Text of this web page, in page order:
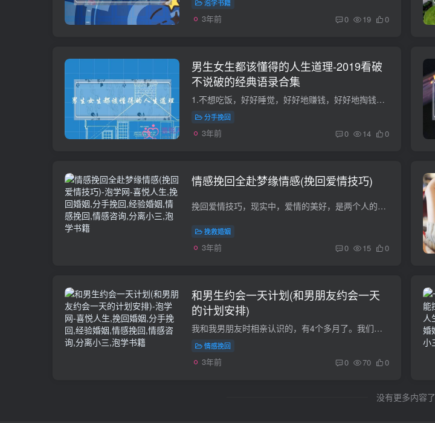
泡学书籍
3年前 0 19 0
男生女生都该懂得的人生道理-2019看破
不说破的经典语录合集
1.不想吃饭，好好睡觉，好好地赚钱，好好地掏钱。不以不值的人发火，不以不值的事失眠症。2.期待有些人在乎你的低头不语，提心吊胆守候你的幼稚。3.全部关联变浅的缘故，一个不用说，一个不谈，...
分手挽回
3年前 0 14 0
情感挽回全赴梦缘情感(挽回爱情技巧)
挽回爱情技巧，现实中，爱情的美好，是两个人的奇妙，是打开了通往另一半的神奇的大门。在爱情里，两个人是敞开的，是透明的，像水晶，同时，里面有着神奇的化学反应。这个科学家已经通过研究证...
挽救婚姻
3年前 0 15 0
和男生约会一天计划(和男朋友约会一天
的计划安排)
我和我男朋友时相亲认识的，有4个多月了。我们一个月见面也就2次到3次，有时他约我，有时我约他。 你问男朋友对你怎么样？我认为，其实你心里已经有答案了，只是你不敢确认而已。人无信不立，就...
情感挽回
3年前 0 70 0
没有更多内容了